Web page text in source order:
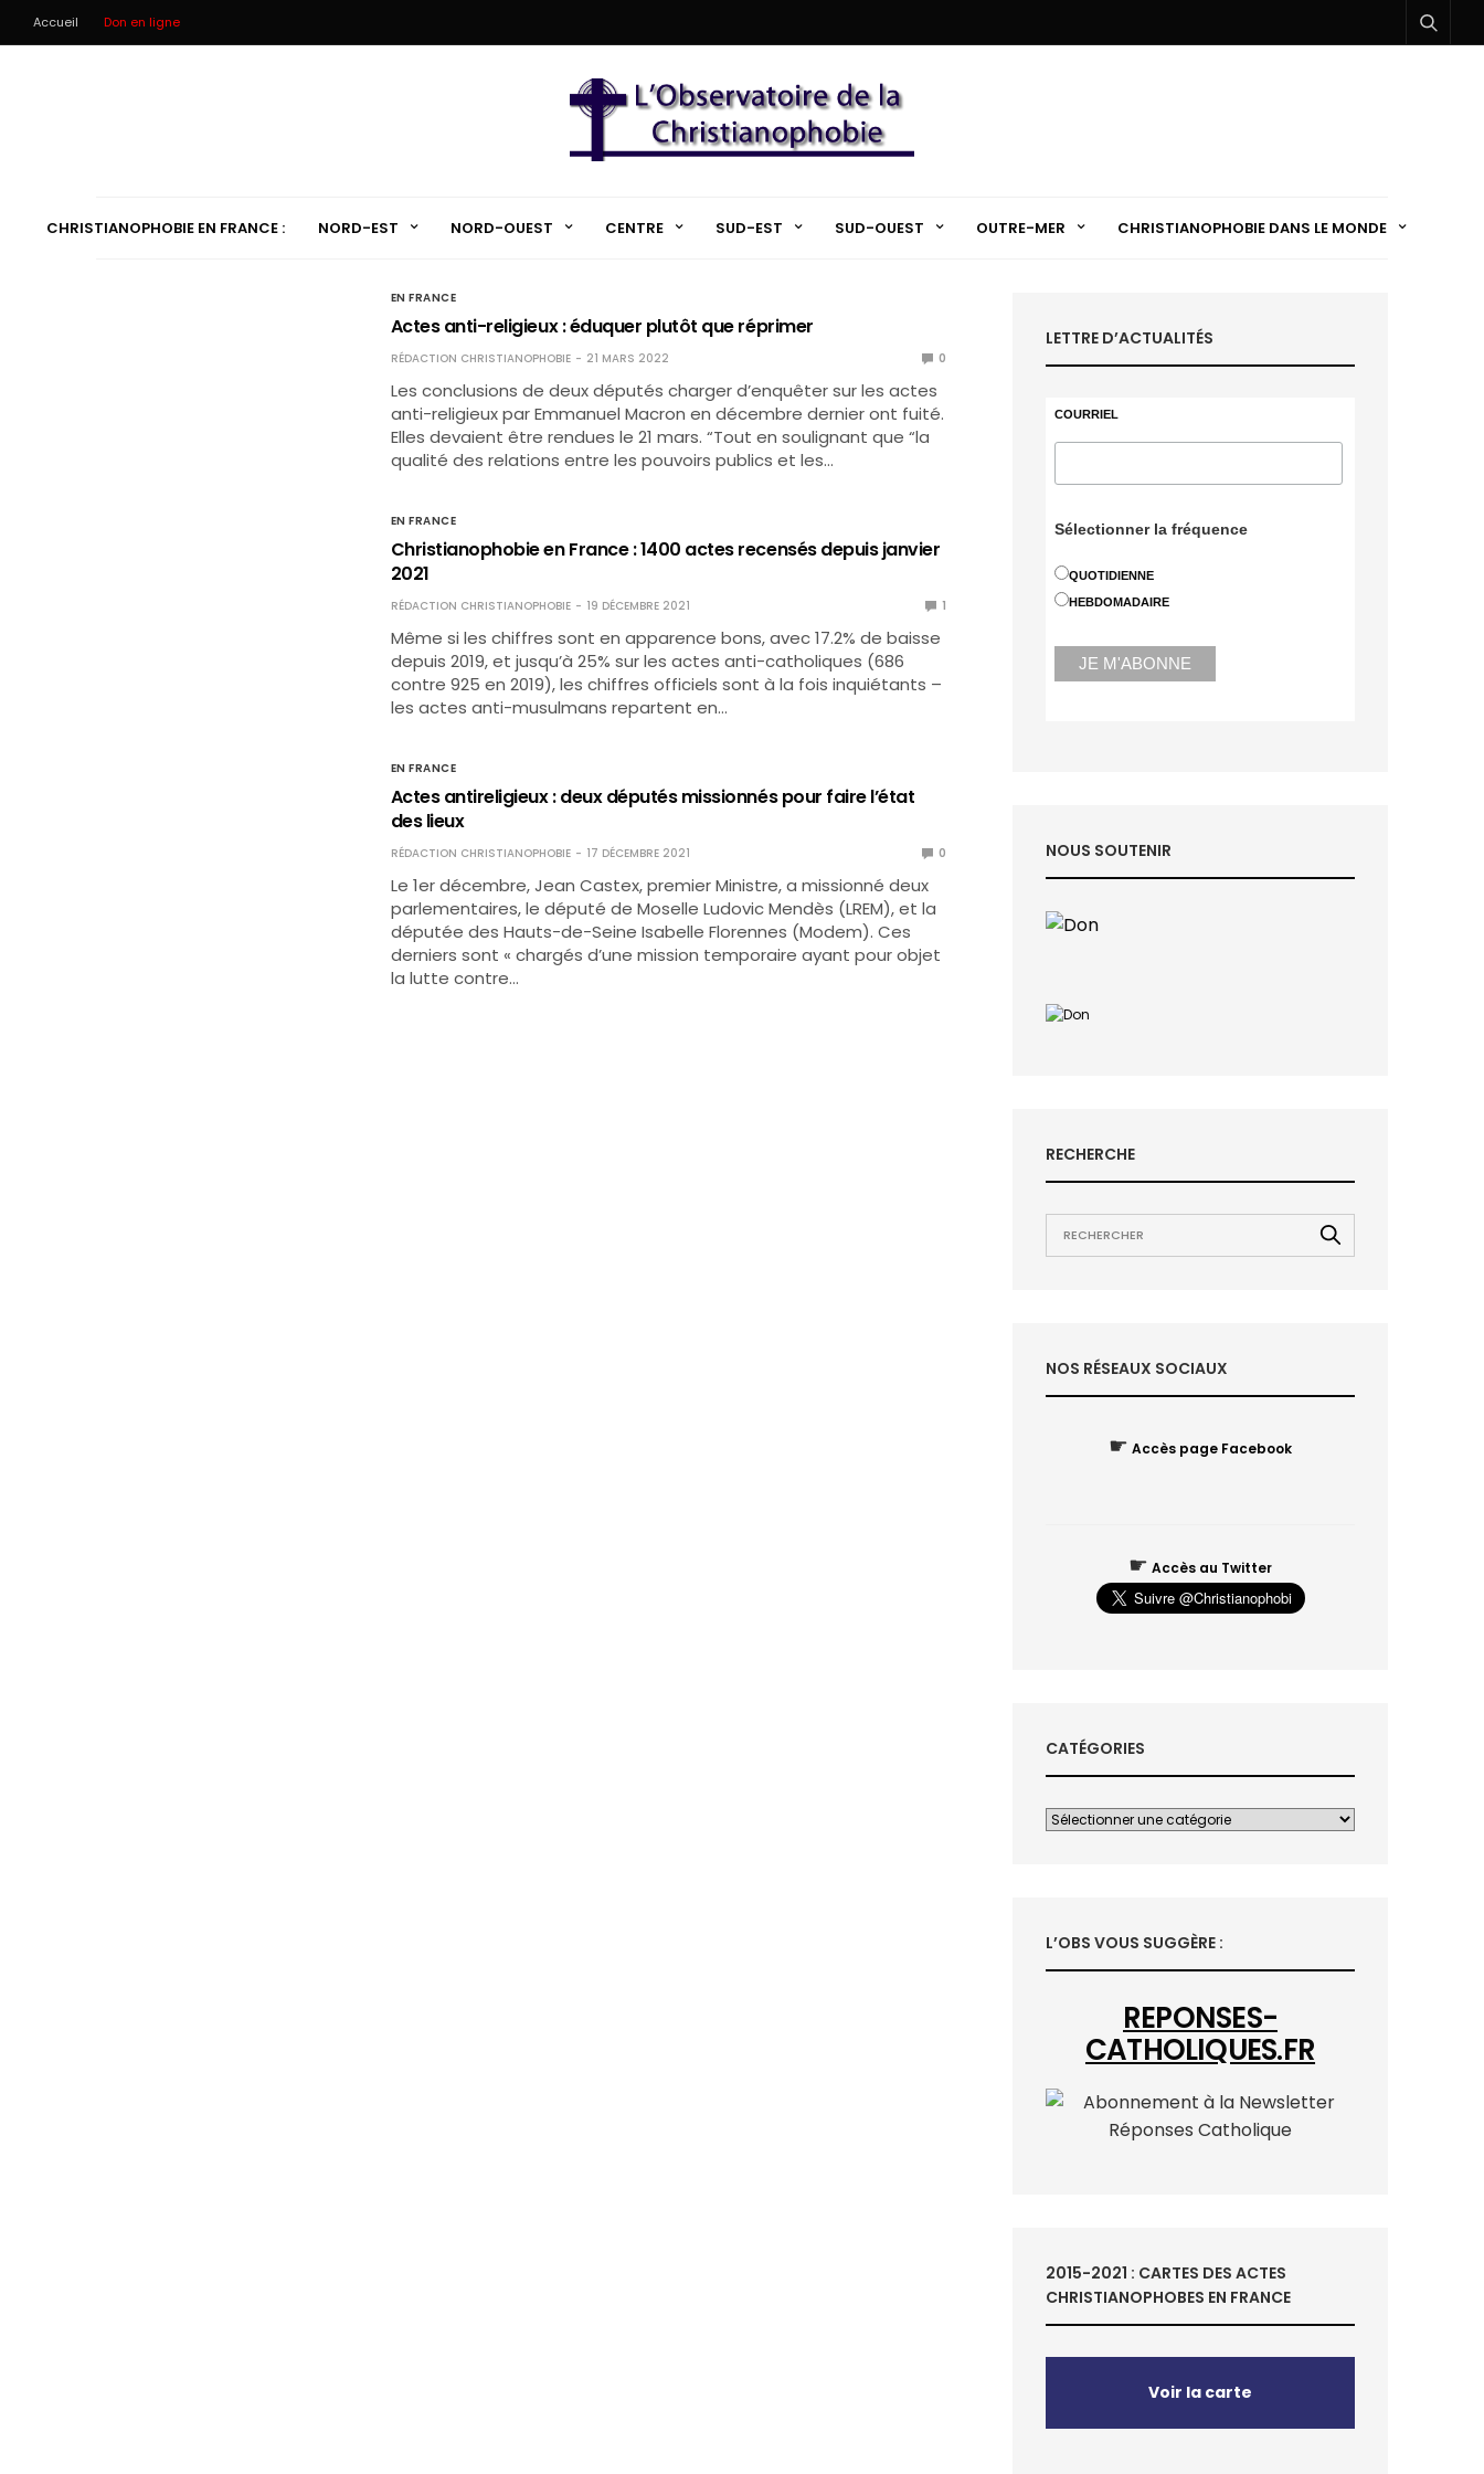
Accueil Don en ligne
CHRISTIANOPHOBIE EN FRANCE : NORD-EST NORD-OUEST CENTRE SUD-EST SUD-OUEST OUTRE-MER CHRISTIANOPHOBIE DANS LE MONDE
EN FRANCE
Actes anti-religieux : éduquer plutôt que réprimer
RÉDACTION CHRISTIANOPHOBIE 21 MARS 2022 0
Les conclusions de deux députés charger d’enquêter sur les actes
anti-religieux par Emmanuel Macron en décembre dernier ont fuité.
Elles devaient être rendues le 21 mars. “Tout en soulignant que “la
qualité des relations entre les pouvoirs publics et les…
EN FRANCE
Christianophobie en France : 1400 actes recensés depuis janvier
2021
RÉDACTION CHRISTIANOPHOBIE 19 DÉCEMBRE 2021 1
Même si les chiffres sont en apparence bons, avec 17.2% de baisse
depuis 2019, et jusqu’à 25% sur les actes anti-catholiques (686
contre 925 en 2019), les chiffres officiels sont à la fois inquiétants –
les actes anti-musulmans repartent en…
EN FRANCE
Actes antireligieux : deux députés missionnés pour faire l’état
des lieux
RÉDACTION CHRISTIANOPHOBIE 17 DÉCEMBRE 2021 0
Le 1er décembre, Jean Castex, premier Ministre, a missionné deux
parlementaires, le député de Moselle Ludovic Mendès (LREM), et la
députée des Hauts-de-Seine Isabelle Florennes (Modem). Ces
derniers sont « chargés d’une mission temporaire ayant pour objet
la lutte contre…
LETTRE D’ACTUALITÉS
COURRIEL
Sélectionner la fréquence
QUOTIDIENNE
HEBDOMADAIRE
NOUS SOUTENIR
RECHERCHE
NOS RÉSEAUX SOCIAUX
☛ Accès page Facebook
☛ Accès au Twitter
CATÉGORIES
L’OBS VOUS SUGGÈRE :
REPONSES-
CATHOLIQUES.FR
2015-2021 : CARTES DES ACTES
CHRISTIANOPHOBES EN FRANCE
Voir la carte